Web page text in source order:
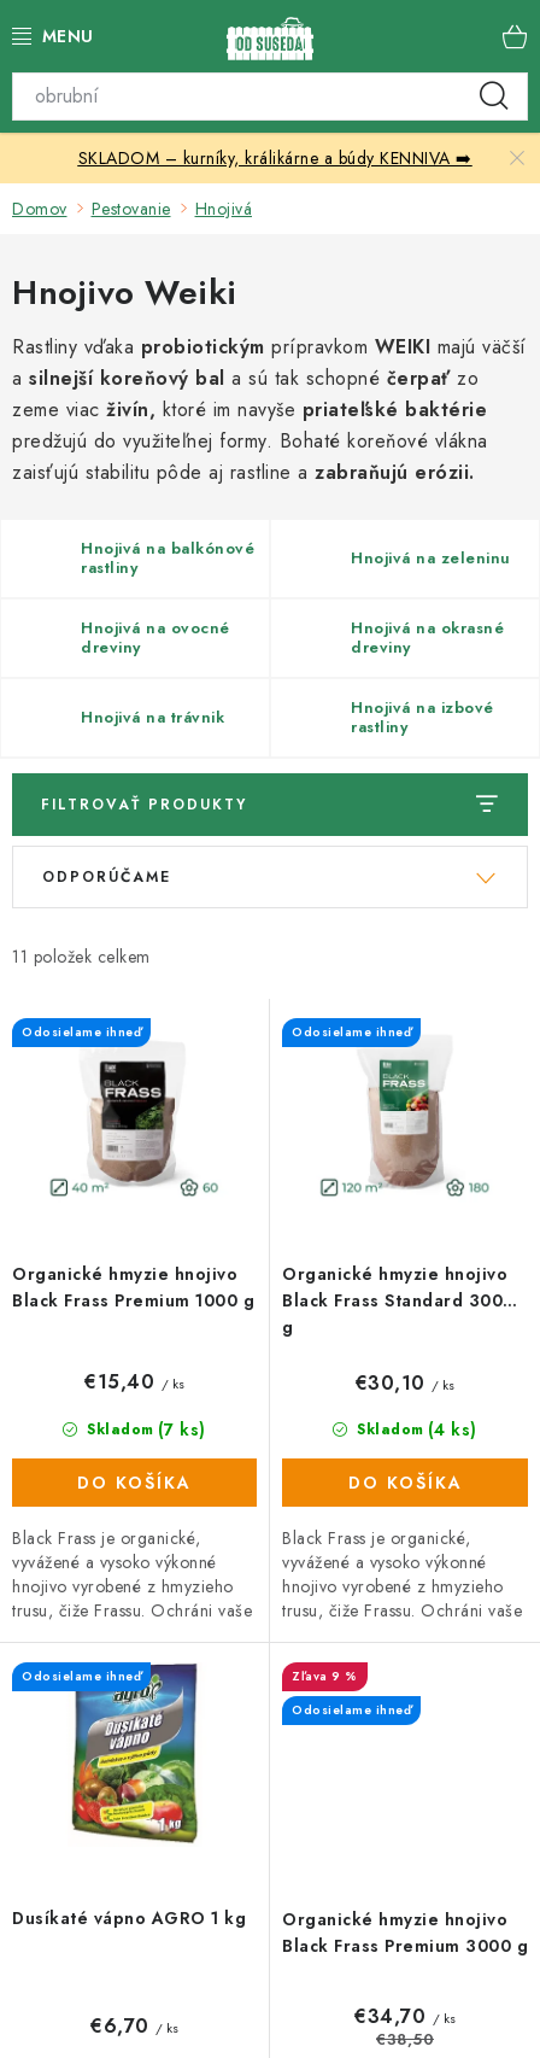
na
Katalóg produktov
Skleníky
Chovateľské potreby
Prístrešky
Vonkajšia dlažba
Kontakty
SKLADOM – kurníky, králikárne a búdy KENNIVA ➡️
Domov Pestovanie Hnojivá
Hnojivo Weiki
Rastliny vďaka probiotickým prípravkom WEIKI majú väčší
a silnejší koreňový bal a sú tak schopné čerpaťzo
zeme viac živín, ktoré im navyše priateľské baktérie
predžujú do využiteľnej formy. Bohaté koreňové vlákna
zaisťujú stabilitu pôde aj rastline a zabraňujú erózii.
Hnojivá na balkónové
rastliny
Hnojivá na zeleninu
Hnojivá na ovocné
dreviny
Hnojivá na okrasné
dreviny
Hnojivá na trávnik
Hnojivá na izbové
rastliny
FILTROVAŤ PRODUKTY
V
i
p
o
v
11
R
e
i
k
t
ODPORÚČAME
Organické hmyzie hnojivo
Black Frass Premium 1000 g
Odosielame ihneď
Skladom (7 ks)
€15,40 / ks
DO KOŠÍKA
Black Frass je organické,
vyvážené a vysoko výkonné
hnojivo vyrobené z hmyzieho
trusu, čiže Frassu. Ochráni vaše
a plesňami a zároveň prispieva
k...
Organické hmyzie hnojivo
Black Frass Standard 3000
g
Odosielame ihneď
Skladom (4 ks)
€30,10 / ks
DO KOŠÍKA
Black Frass je organické,
vyvážené a vysoko výkonné
hnojivo vyrobené z hmyzieho
trusu, čiže Frassu. Ochráni vaše
a plesňami a zároveň prispieva
k...
Dusíkaté vápno AGRO 1 kg
Odosielame ihneď
€6,70 / ks
Organické hmyzie hnojivo
Black Frass Premium 3000 g
9 %
Odosielame ihneď
€34,70 / ks
€38,50